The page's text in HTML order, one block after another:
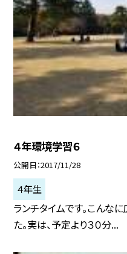
４年環境学習６
公開日 2017/11/28
４年生
ランチタイムです。こんな
た。実は、予定より３０分...